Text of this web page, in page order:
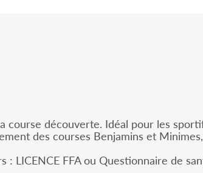
course découverte. Idéal pour les
des courses Benjamins et
: LICENCE FFA ou Questionnaire de